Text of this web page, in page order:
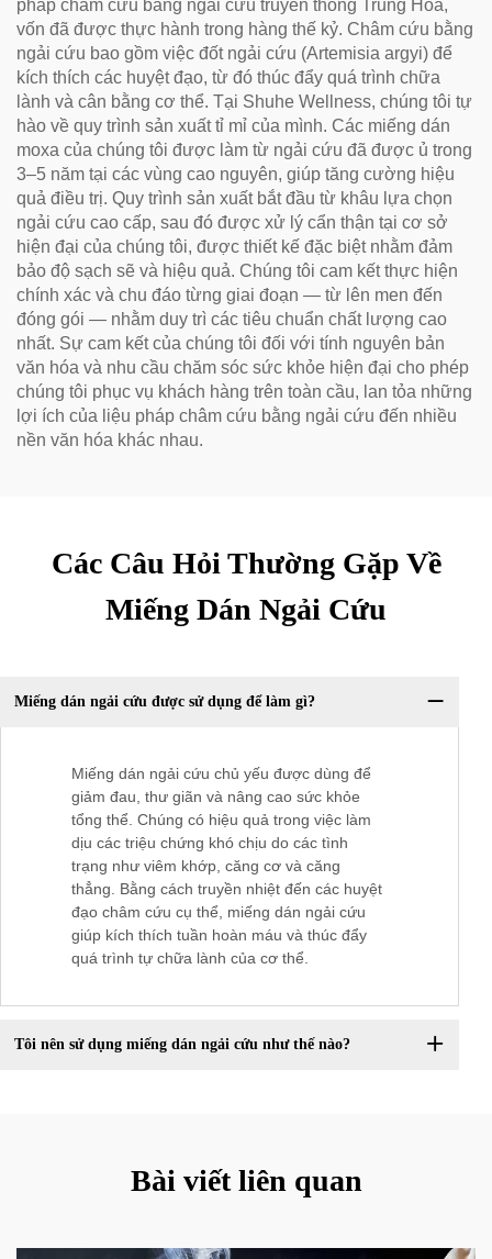
pháp châm cứu bằng ngải cứu truyền thống Trung Hoa,
vốn đã được thực hành trong hàng thế kỷ. Châm cứu bằng
ngải cứu bao gồm việc đốt ngải cứu (Artemisia argyi) để
kích thích các huyệt đạo, từ đó thúc đẩy quá trình chữa
lành và cân bằng cơ thể. Tại Shuhe Wellness, chúng tôi tự
hào về quy trình sản xuất tỉ mỉ của mình. Các miếng dán
moxa của chúng tôi được làm từ ngải cứu đã được ủ trong
3–5 năm tại các vùng cao nguyên, giúp tăng cường hiệu
quả điều trị. Quy trình sản xuất bắt đầu từ khâu lựa chọn
ngải cứu cao cấp, sau đó được xử lý cẩn thận tại cơ sở
hiện đại của chúng tôi, được thiết kế đặc biệt nhằm đảm
bảo độ sạch sẽ và hiệu quả. Chúng tôi cam kết thực hiện
chính xác và chu đáo từng giai đoạn — từ lên men đến
đóng gói — nhằm duy trì các tiêu chuẩn chất lượng cao
nhất. Sự cam kết của chúng tôi đối với tính nguyên bản
văn hóa và nhu cầu chăm sóc sức khỏe hiện đại cho phép
chúng tôi phục vụ khách hàng trên toàn cầu, lan tỏa những
lợi ích của liệu pháp châm cứu bằng ngải cứu đến nhiều
nền văn hóa khác nhau.
Các Câu Hỏi Thường Gặp Về
Miếng Dán Ngải Cứu
Miếng dán ngải cứu được sử dụng để làm gì?
Miếng dán ngải cứu chủ yếu được dùng để
giảm đau, thư giãn và nâng cao sức khỏe
tổng thể. Chúng có hiệu quả trong việc làm
dịu các triệu chứng khó chịu do các tình
trạng như viêm khớp, căng cơ và căng
thẳng. Bằng cách truyền nhiệt đến các huyệt
đạo châm cứu cụ thể, miếng dán ngải cứu
giúp kích thích tuần hoàn máu và thúc đẩy
quá trình tự chữa lành của cơ thể.
Tôi nên sử dụng miếng dán ngải cứu như thế nào?
Bài viết liên quan